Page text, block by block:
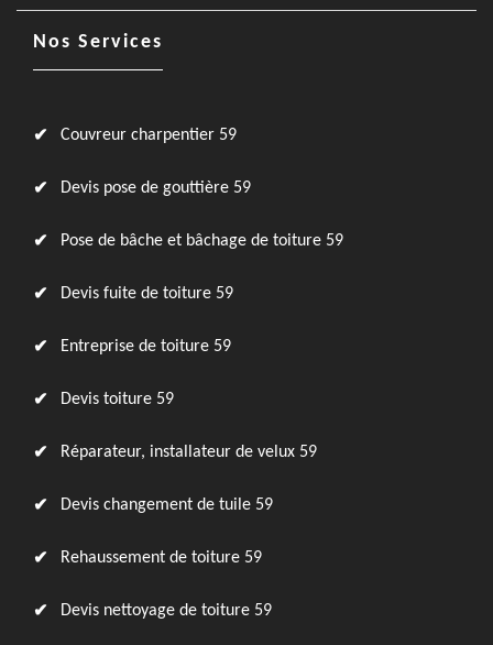
Nos Services
Couvreur charpentier 59
Devis pose de gouttière 59
Pose de bâche et bâchage de toiture 59
Devis fuite de toiture 59
Entreprise de toiture 59
Devis toiture 59
Réparateur, installateur de velux 59
Devis changement de tuile 59
Rehaussement de toiture 59
Devis nettoyage de toiture 59